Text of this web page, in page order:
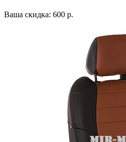
Ваша скидка: 600 р.